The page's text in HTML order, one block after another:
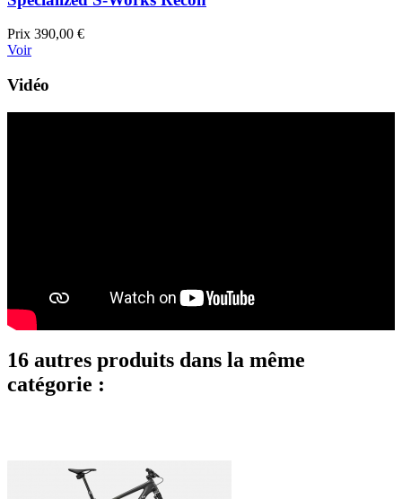
Prix 390,00 €
Voir
Vidéo
16 autres produits dans la même
catégorie :